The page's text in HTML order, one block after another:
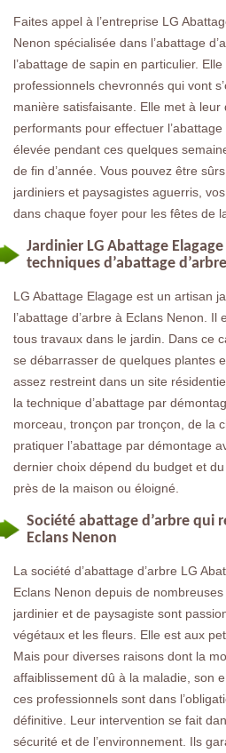
Faites appel à l’entreprise LG
Nenon spécialisée dans l’abattage
l’abattage de sapin en particulier.
professionnels chevronnés qui vont
manière satisfaisante. Elle met à
performants pour effectuer
élevée pendant ces quelques
de fin d’année. Vous pouvez être
jardiniers et paysagistes aguerris,
dans chaque foyer pour les fêtes de
Jardinier LG Abattage
techniques d’abattage d’arbre
LG Abattage Elagage est un artisan
l’abattage d’arbre à Eclans Nenon.
tous travaux dans le jardin. Dans ce
se débarrasser de quelques plantes
assez restreint dans un site
la technique d’abattage par
morceau, tronçon par tronçon, de la
pratiquer l’abattage par démontage
dernier choix dépend du budget et
près de la maison ou éloigné.
Société abattage d’arbre qui
Eclans Nenon
La société d’abattage d’arbre LG
Eclans Nenon depuis de
jardinier et de paysagiste sont
végétaux et les fleurs. Elle est aux
Mais pour diverses raisons dont la
affaiblissement dû à la maladie, son
ces professionnels sont dans
définitive. Leur intervention se fait
sécurité et de l’environnement. Ils